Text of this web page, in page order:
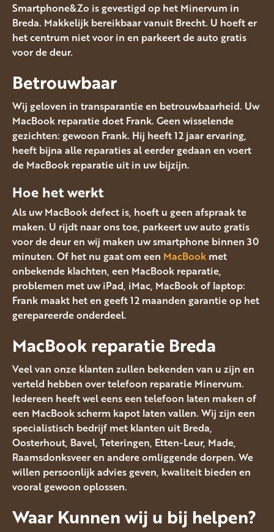
Smartphone&Zo is gevestigd op het Minervum in
Breda. Makkelijk bereikbaar vanuit Brecht. U hoeft er
het centrum niet voor in en parkeert de auto gratis
voor de deur.
Betrouwbaar
Wij geloven in transparantie en betrouwbaarheid. Uw
MacBook reparatie doet Frank. Geen wisselende
gezichten: gewoon Frank. Hij heeft 12 jaar ervaring,
heeft bijna alle reparaties al eerder gedaan en voert
de MacBook reparatie uit in uw bijzijn.
Hoe het werkt
Als uw MacBook defect is, hoeft u geen afspraak te
maken. U rijdt naar ons toe, parkeert uw auto gratis
voor de deur en wij maken uw smartphone binnen 30
minuten. Of het nu gaat om een MacBook met
onbekende klachten, een MacBook reparatie,
problemen met uw iPad, iMac, MacBook of laptop:
Frank maakt het en geeft 12 maanden garantie op het
gerepareerde onderdeel.
MacBook reparatie Breda
Veel van onze klanten zullen bekenden van u zijn en
verteld hebben over telefoon reparatie Minervum.
Iedereen heeft wel eens een telefoon laten maken of
een MacBook scherm kapot laten vallen. Wij zijn een
specialistisch bedrijf met klanten uit Breda,
Oosterhout, Bavel, Teteringen, Etten-Leur, Made,
Raamsdonksveer en andere omliggende dorpen. We
willen persoonlijk advies geven, kwaliteit bieden en
vooral gewoon oplossen.
Waar Kunnen wij u bij helpen?